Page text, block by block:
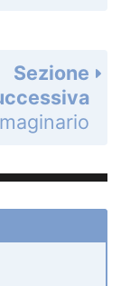
Sezione